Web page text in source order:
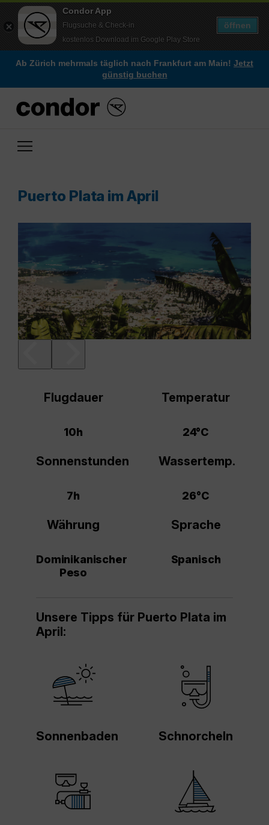
Condor App
Flugsuche & Check-in
kostenlos Download im Google Play Store
öffnen
Ab Zürich mehrmals täglich nach Frankfurt am Main! Jetzt
günstig buchen
Puerto Plata im April
Flugdauer
10h
Temperatur
24°C
Sonnenstunden
7h
Wassertemp.
26°C
Währung
Dominikanischer
Peso
Sprache
Spanisch
Unsere Tipps für Puerto Plata im
April:
Sonnenbaden Schnorcheln